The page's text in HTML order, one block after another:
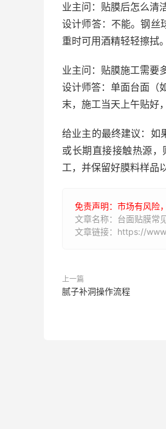
业主问：贴膜后怎么清
设计师答：不能。钢丝
重时可用酒精轻轻擦拭
业主问：贴膜施工需要
设计师答：单面台面（
末，施工当天上午贴好
给业主的最终建议：如
或长期直接接触热源
工，并保留好膜料样品
免责声明：市场有风险
文章名称：台面贴膜常
文章链接：https://
上一篇
腻子补洞操作流程